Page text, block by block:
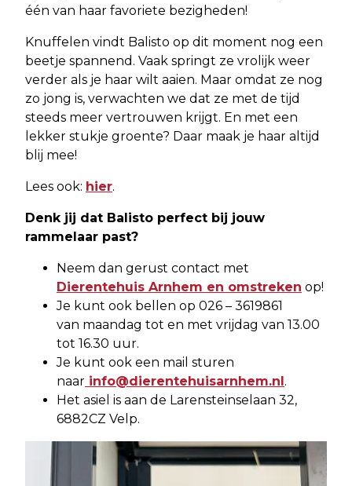
één van haar favoriete bezigheden!
Knuffelen vindt Balisto op dit moment nog een
beetje spannend. Vaak springt ze vrolijk weer
verder als je haar wilt aaien. Maar omdat ze nog
zo jong is, verwachten we dat ze met de tijd
steeds meer vertrouwen krijgt. En met een
lekker stukje groente? Daar maak je haar altijd
blij mee!
Lees ook: hier.
Denk jij dat Balisto perfect bij jouw
rammelaar past?
Neem dan gerust contact met
Dierentehuis Arnhem en omstreken op!
Je kunt ook bellen op 026 – 3619861
van maandag tot en met vrijdag van 13.00
tot 16.30 uur.
Je kunt ook een mail sturen
naar info@dierentehuisarnhem.nl.
Het asiel is aan de Larensteinselaan 32,
6882CZ Velp.